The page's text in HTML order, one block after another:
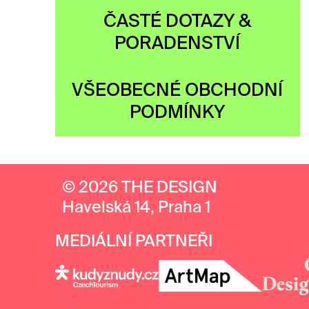
ČASTÉ DOTAZY &
PORADENSTVÍ
VŠEOBECNÉ OBCHODNÍ
PODMÍNKY
© 2026 THE DESIGN
Havelská 14, Praha 1
MEDIÁLNÍ PARTNEŘI